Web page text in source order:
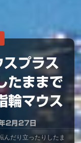
プラス
たままで
輪マウス
2月27日
んだり立ったりしたま